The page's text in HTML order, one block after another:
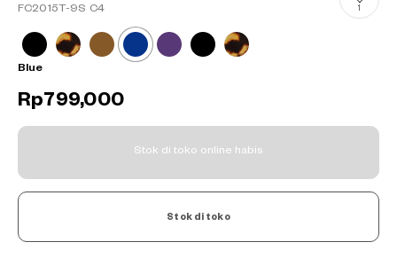
FC2015T-9S C4 1
Blue
Rp799,000
Stok di toko online habis
Stok di toko